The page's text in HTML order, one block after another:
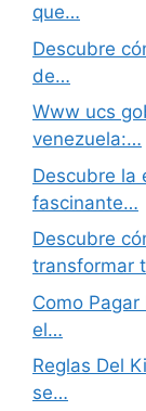
que…
Descubre
de…
Www ucs
venezuela:…
Descubre la
fascinante…
Descubre
transformar
Como
el…
Reglas Del
se…